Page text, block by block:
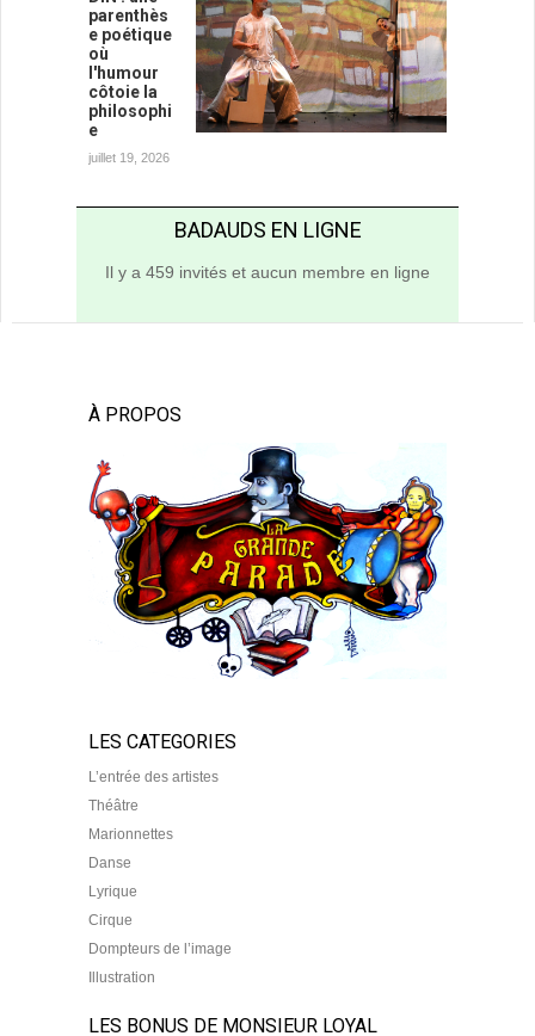
parenthès
e poétique
où
l'humour
côtoie la
philosophi
e
juillet 19, 2026
BADAUDS EN LIGNE
Il y a 459 invités et aucun membre en ligne
À PROPOS
LES CATEGORIES
L’entrée des artistes
Théâtre
Marionnettes
Danse
Lyrique
Cirque
Dompteurs de l’image
Illustration
LES BONUS DE MONSIEUR LOYAL